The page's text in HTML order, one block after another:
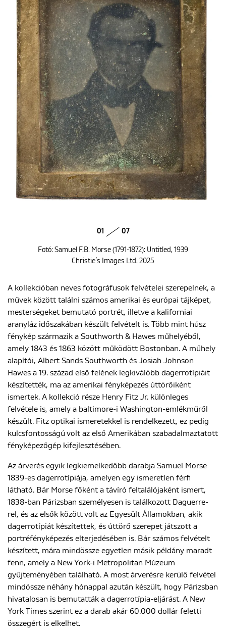
01 07
Fotó: Samuel F.B. Morse (1791-1872): Untitled, 1939
Christie’s Images Ltd. 2025
A kollekcióban neves fotográfusok felvételei szerepelnek, a
művek között találni számos amerikai és európai tájképet,
mesterségeket bemutató portrét, illetve a kaliforniai
aranyláz időszakában készült felvételt is. Több mint húsz
fénykép származik a Southworth & Hawes műhelyéből,
amely 1843 és 1863 között működött Bostonban. A műhely
alapítói, Albert Sands Southworth és Josiah Johnson
Hawes a 19. század első felének legkiválóbb dagerrotípiáit
készítették, ma az amerikai fényképezés úttörőiként
ismertek. A kollekció része Henry Fitz Jr. különleges
felvétele is, amely a baltimore-i Washington-emlékműről
készült. Fitz optikai ismeretekkel is rendelkezett, ez pedig
kulcsfontosságú volt az első Amerikában szabadalmaztatott
fényképezőgép kifejlesztésében.
Az árverés egyik legkiemelkedőbb darabja Samuel Morse
1839-es dagerrotípiája, amelyen egy ismeretlen férfi
látható. Bár Morse főként a távíró feltalálójaként ismert,
1838-ban Párizsban személyesen is találkozott Daguerre-
rel, és az elsők között volt az Egyesült Államokban, akik
dagerrotípiát készítettek, és úttörő szerepet játszott a
portréfényképezés elterjedésében is. Bár számos felvételt
készített, mára mindössze egyetlen másik példány maradt
fenn, amely a New York-i Metropolitan Múzeum
gyűjteményében található. A most árverésre kerülő felvétel
mindössze néhány hónappal azután készült, hogy Párizsban
hivatalosan is bemutatták a dagerrotípia-eljárást. A New
York Times szerint ez a darab akár 60.000 dollár feletti
összegért is elkelhet.